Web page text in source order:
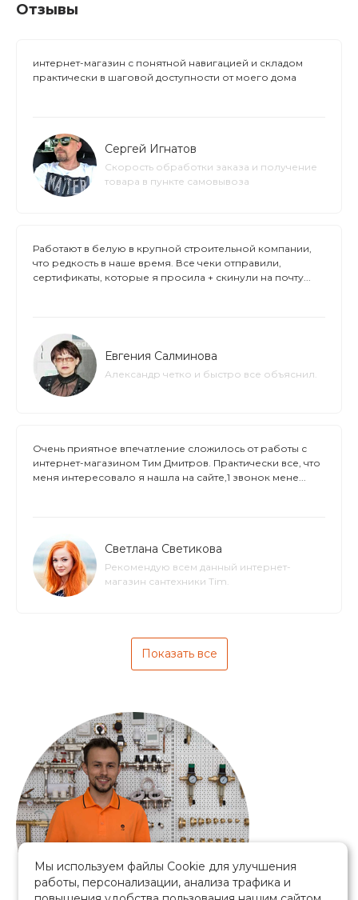
Отзывы
интернет-магазин с понятной навигацией и складом
практически в шаговой доступности от моего дома
Сергей Игнатов
Скорость обработки заказа и получение
товара в пункте самовывоза
Работают в белую в крупной строительной компании,
что редкость в наше время. Все чеки отправили,
сертификаты, которые я просила + скинули на почту...
Евгения Салминова
Александр четко и быстро все объяснил.
Очень приятное впечатление сложилось от работы с
интернет-магазином Тим Дмитров. Практически все, что
меня интересовало я нашла на сайте,1 звонок мене...
Светлана Светикова
Рекомендую всем данный интернет-
магазин сантехники Tim.
Показать все
Мы используем файлы Cookie для улучшения
работы, персонализации, анализа трафика и